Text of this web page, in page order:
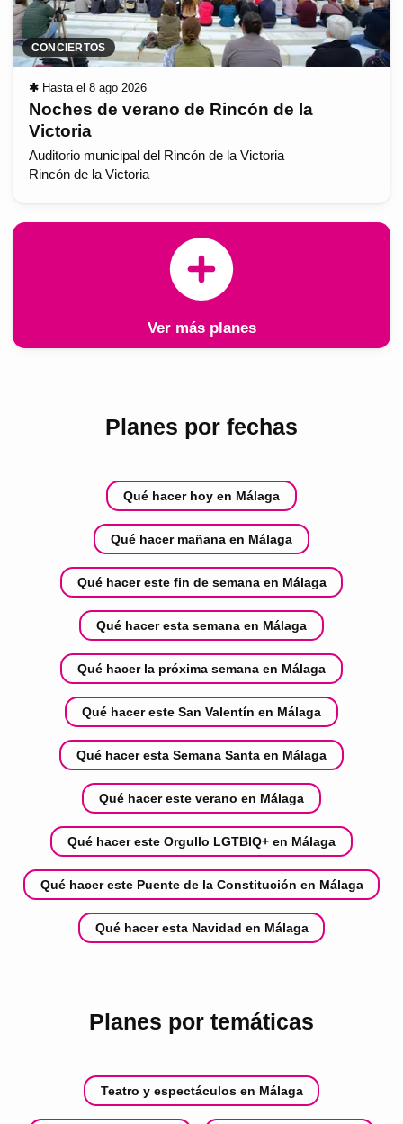
CONCIERTOS
✱ Hasta el 8 ago 2026
Noches de verano de Rincón de la
Victoria
Auditorio municipal del Rincón de la Victoria
Rincón de la Victoria
Ver más planes
Planes por fechas
Qué hacer hoy en Málaga
Qué hacer mañana en Málaga
Qué hacer este fin de semana en Málaga
Qué hacer esta semana en Málaga
Qué hacer la próxima semana en Málaga
Qué hacer este San Valentín en Málaga
Qué hacer esta Semana Santa en Málaga
Qué hacer este verano en Málaga
Qué hacer este Orgullo LGTBIQ+ en Málaga
Qué hacer este Puente de la Constitución en Málaga
Qué hacer esta Navidad en Málaga
Planes por temáticas
Teatro y espectáculos en Málaga